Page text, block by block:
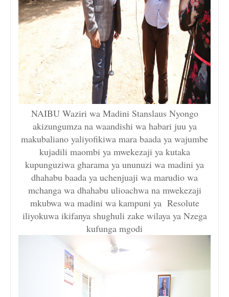
NAIBU Waziri wa Madini Stanslaus Nyongo
akizungumza na waandishi wa habari juu ya
makubaliano yaliyofikiwa mara baada ya wajumbe
kujadili maombi ya mwekezaji ya kutaka
kupunguziwa gharama ya ununuzi wa madini ya
dhahabu baada ya uchenjuaji wa marudio wa
mchanga wa dhahabu ulioachwa na mwekezaji
mkubwa wa madini wa kampuni ya Resolute
iliyokuwa ikifanya shughuli zake wilaya ya Nzega
kufunga mgodi